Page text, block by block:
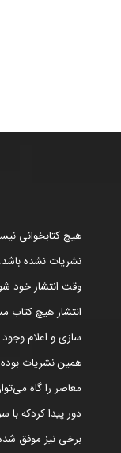
هیچ کتابخوانی
نشریات نشده باشد.
وقت انتشار خود
انتشار هیچ کتاب
سازی و اعلام
همین نشریات
معاصر را گاه
دور پیدا کردکه
برخی نیز موفق